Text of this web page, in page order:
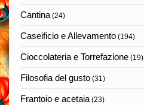
Cantina(24)
Caseificio e Allevamento (194)
Cioccolateria e Torrefazione (19)
Filosofia del gusto (31)
Frantoio e acetaia(23)